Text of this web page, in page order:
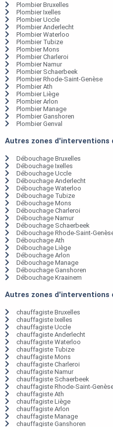
Plombier Bruxelles
Plombier Ixelles
Plombier Uccle
Plombier Anderlecht
Plombier Waterloo
Plombier Tubize
Plombier Mons
Plombier Charleroi
Plombier Namur
Plombier Schaerbeek
Plombier Rhode-Saint-Genèse
Plombier Ath
Plombier Liège
Plombier Arlon
Plombier Manage
Plombier Ganshoren
Plombier Genval
Autres zones d'interventions
Débouchage Bruxelles
Débouchage Ixelles
Débouchage Uccle
Débouchage Anderlecht
Débouchage Waterloo
Débouchage Tubize
Débouchage Mons
Débouchage Charleroi
Débouchage Namur
Débouchage Schaerbeek
Débouchage Rhode-Saint-
Débouchage Ath
Débouchage Liège
Débouchage Arlon
Débouchage Manage
Débouchage Ganshoren
Débouchage Kraainem
Autres zones d'interventions
chauffagiste Bruxelles
chauffagiste Ixelles
chauffagiste Uccle
chauffagiste Anderlecht
chauffagiste Waterloo
chauffagiste Tubize
chauffagiste Mons
chauffagiste Charleroi
chauffagiste Namur
chauffagiste Schaerbeek
chauffagiste Rhode-Saint-
chauffagiste Ath
chauffagiste Liège
chauffagiste Arlon
chauffagiste Manage
chauffagiste Ganshoren